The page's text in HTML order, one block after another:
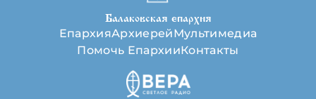
Балаковская епархия
ЕпархияАрхиерейМультимедиа
Помочь ЕпархииКонтакты